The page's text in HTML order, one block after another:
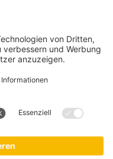
liefern bewährte
können.